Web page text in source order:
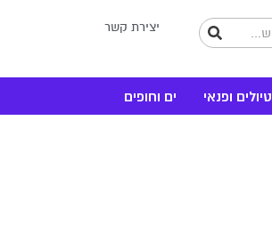
יצירת קשר
טיולים ופנאי ים וחופים